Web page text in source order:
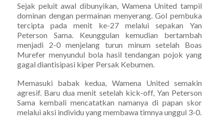
Sejak peluit awal dibunyikan, Wamena United tampil
dominan dengan permainan menyerang. Gol pembuka
tercipta pada menit ke-27 melalui sepakan Yan
Peterson Sama. Keunggulan kemudian bertambah
menjadi 2-0 menjelang turun minum setelah Boas
Murefer menyundul bola hasil tendangan pojok yang
gagal diantisipasi kiper Persak Kebumen.
Memasuki babak kedua, Wamena United semakin
agresif. Baru dua menit setelah kick-off, Yan Peterson
Sama kembali mencatatkan namanya di papan skor
melalui aksi individu yang membawa timnya unggul 3-0.